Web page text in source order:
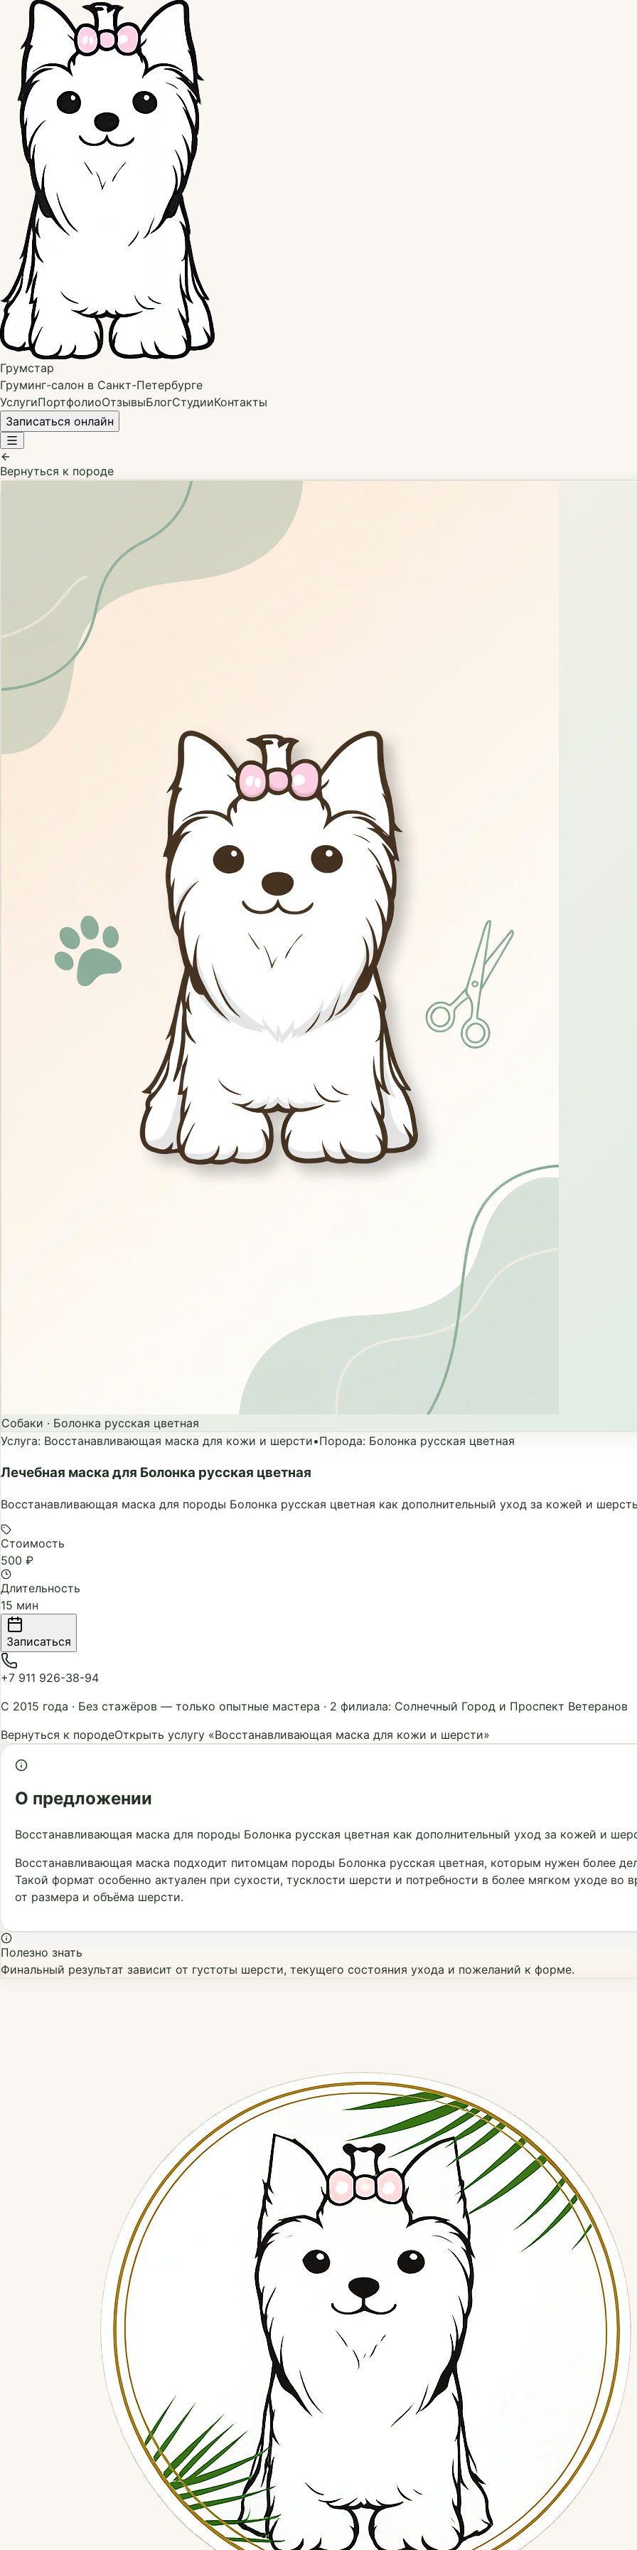
Грумстар
Груминг-салон в Санкт-Петербурге
УслугиПортфолиоОтзывыБлогСтудииКонтакты
Записаться онлайн
Вернуться к породе
Собаки · Болонка русская цветная
Услуга: Восстанавливающая маска для кожи и шерсти•Порода: Болонка русская цветная
Лечебная маска для Болонка русская цветная
Восстанавливающая маска для породы Болонка русская цветная как дополнительный уход за кожей и
Стоимость
500 ₽
Длительность
15 мин
Записаться
+7 911 926-38-94
С 2015 года · Без стажёров — только опытные мастера · 2 филиала: Солнечный Город и Проспект Ветеранов
Вернуться к породеОткрыть услугу «Восстанавливающая маска для кожи и шерсти»
О предложении
Восстанавливающая маска для породы Болонка русская цветная как дополнительный уход за кожей и
Восстанавливающая маска подходит питомцам породы Болонка русская цветная, которым нужен более
Такой формат особенно актуален при сухости, тусклости шерсти и потребности в более мягком уходе во
от размера и объёма шерсти.
Полезно знать
Финальный результат зависит от густоты шерсти, текущего состояния ухода и пожеланий к форме.